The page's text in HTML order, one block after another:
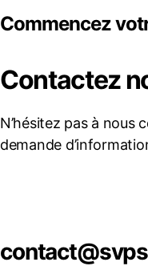
Commencez
Contactez
N’hésitez pas à nous
demande